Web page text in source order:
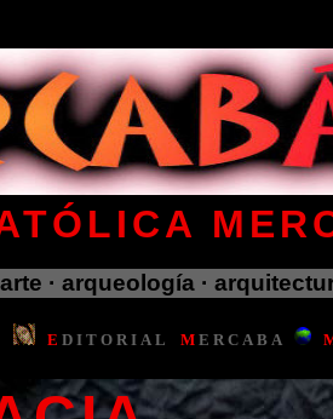
d.C. 2026 d.C. 2026 d.C.
· arqueología ·
E D I T O R I A L M E R C A B A